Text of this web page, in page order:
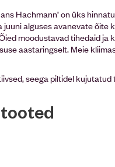
Hachmann’ on üks
juuni alguses avanevate
moodustavad tihedaid ja
aastaringselt. Meie
seega piltidel